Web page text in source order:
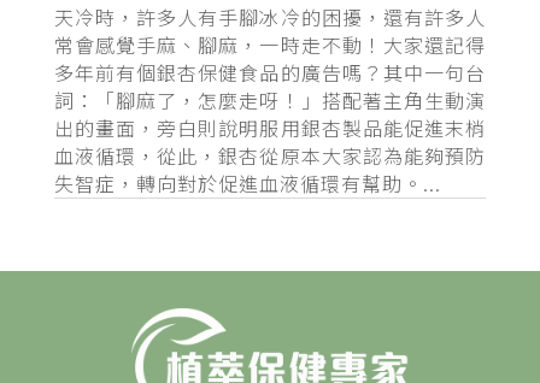
天冷時，許多人有手腳冰冷的困擾，還有許多人
常會感覺手麻、腳麻，一時走不動！大家還記得
多年前有個銀杏保健食品的廣告嗎？其中一句台
詞：「腳麻了，怎麼走呀！」搭配著主角生動演
出的畫面，旁白則說明服用銀杏製品能促進末梢
血液循環，從此，銀杏從原本大家認為能夠預防
失智症，轉向對於促進血液循環有幫助。...